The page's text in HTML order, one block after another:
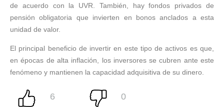
de acuerdo con la UVR. También, hay fondos privados de
pensión obligatoria que invierten en bonos anclados a esta
unidad de valor.
El principal beneficio de invertir en este tipo de activos es que,
en épocas de alta inflación, los inversores se cubren ante este
fenómeno y mantienen la capacidad adquisitiva de su dinero.